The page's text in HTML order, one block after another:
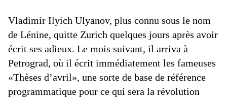
Vladimir Ilyich Ulyanov, plus connu sous le nom
de Lénine, quitte Zurich quelques jours après avoir
écrit ses adieux. Le mois suivant, il arriva à
Petrograd, où il écrit immédiatement les fameuses
«Thèses d’avril», une sorte de base de référence
programmatique pour ce qui sera la révolution